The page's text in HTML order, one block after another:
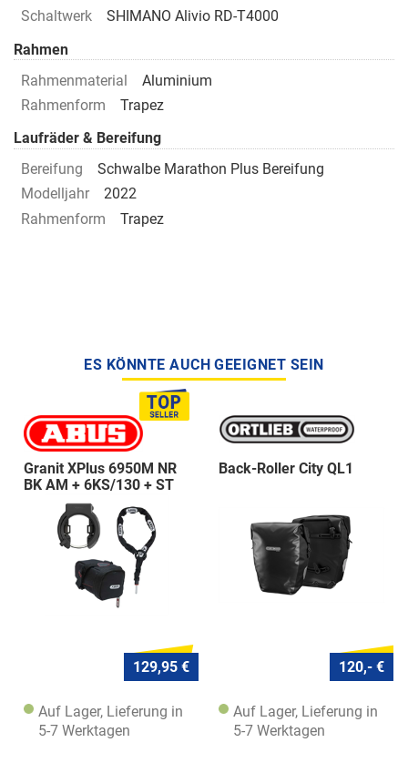
Schaltwerk
SHIMANO Alivio RD-T4000
Rahmen
Rahmenmaterial
Aluminium
Rahmenform
Trapez
Laufräder & Bereifung
Bereifung
Schwalbe Marathon Plus Bereifung
Modelljahr
2022
Rahmenform
Trapez
ES KÖNNTE AUCH GEEIGNET SEIN
Granit XPlus 6950M NR
BK AM + 6KS/130 + ST
129,95 €
Auf Lager, Lieferung in
5-7 Werktagen
Back-Roller City QL1
120,- €
Auf Lager, Lieferung in
5-7 Werktagen